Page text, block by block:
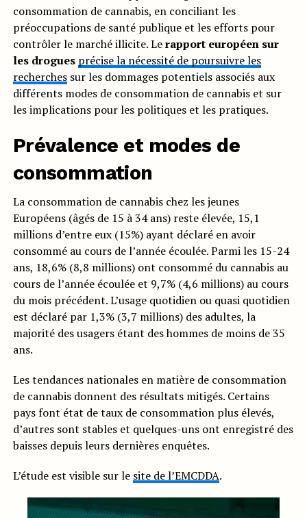
consommation de cannabis, en conciliant les
préoccupations de santé publique et les efforts pour
contrôler le marché illicite. Lerapport européen sur
les drogues précise la nécessité de poursuivre les
recherchessur les dommages potentiels associés aux
différents modes de consommation de cannabis et sur
les implications pour les politiques et les pratiques.
Prévalence et modes de
consommation
La consommation de cannabis chez les jeunes
Européens (âgés de 15 à 34 ans) reste élevée, 15,1
millions d’entre eux (15%) ayant déclaré en avoir
consommé au cours de l’année écoulée. Parmi les 15-24
ans, 18,6% (8,8 millions) ont consommé du cannabis au
cours de l’année écoulée et 9,7% (4,6 millions) au cours
du mois précédent. L’usage quotidien ou quasi quotidien
est déclaré par 1,3% (3,7 millions) des adultes, la
majorité des usagers étant des hommes de moins de 35
ans.
Les tendances nationales en matière de consommation
de cannabis donnent des résultats mitigés. Certains
pays font état de taux de consommation plus élevés,
d’autres sont stables et quelques-uns ont enregistré des
baisses depuis leurs dernières enquêtes.
L’étude est visible sur le site de l’EMCDDA.